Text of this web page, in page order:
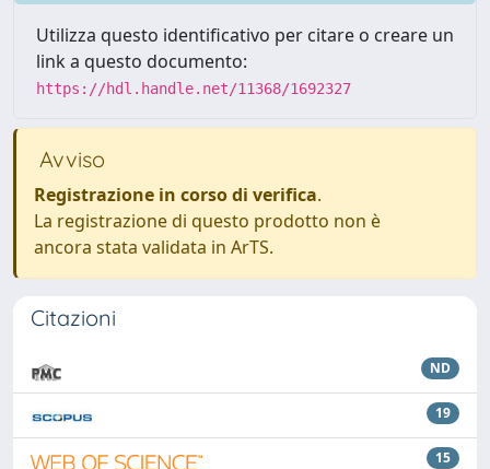
Utilizza questo identificativo per citare o creare un
link a questo documento:
https://hdl.handle.net/11368/1692327
Avviso
Registrazione in corso di verifica.
La registrazione di questo prodotto non è
ancora stata validata in ArTS.
Citazioni
ND
19
15